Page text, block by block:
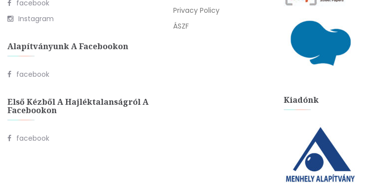
facebook
Instagram
Alapítványunk A Facebookon
facebook
Első Kézből A Hajléktalanságról A
Facebookon
facebook
Privacy Policy
ÁSZF
Kiadónk